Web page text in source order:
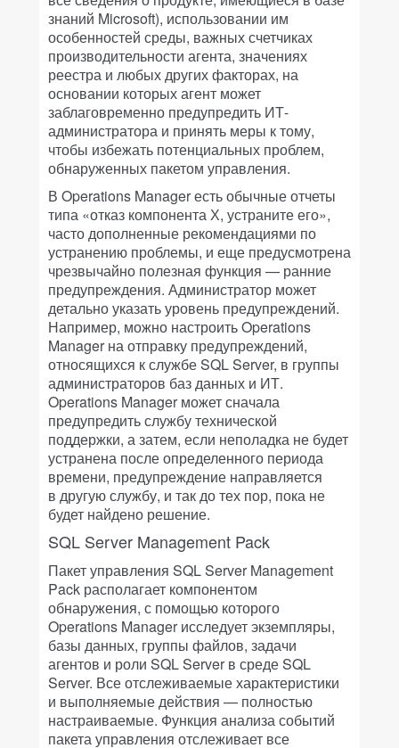
знаний Microsoft), использовании им
особенностей среды, важных счетчиках
производительности агента, значениях
реестра и любых других факторах, на
основании которых агент может
заблаговременно предупредить ИТ-
администратора и принять меры к тому,
чтобы избежать потенциальных проблем,
обнаруженных пакетом управления.
В Operations Manager есть обычные отчеты
типа «отказ компонента Х, устраните его»,
часто дополненные рекомендациями по
устранению проблемы, и еще предусмотрена
чрезвычайно полезная функция — ранние
предупреждения. Администратор может
детально указать уровень предупреждений.
Например, можно настроить Operations
Manager на отправку предупреждений,
относящихся к службе SQL Server, в группы
администраторов баз данных и ИТ.
Operations Manager может сначала
предупредить службу технической
поддержки, а затем, если неполадка не будет
устранена после определенного периода
времени, предупреждение направляется
в другую службу, и так до тех пор, пока не
будет найдено решение.
SQL Server Management Pack
Пакет управления SQL Server Management
Pack располагает компонентом
обнаружения, с помощью которого
Operations Manager исследует экземпляры,
базы данных, группы файлов, задачи
агентов и роли SQL Server в среде SQL
Server. Все отслеживаемые характеристики
и выполняемые действия — полностью
настраиваемые. Функция анализа событий
пакета управления отслеживает все